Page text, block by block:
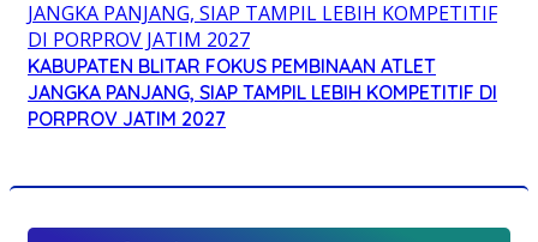
KABUPATEN BLITAR FOKUS PEMBINAAN ATLET
JANGKA PANJANG, SIAP TAMPIL LEBIH KOMPETITIF DI
PORPROV JATIM 2027